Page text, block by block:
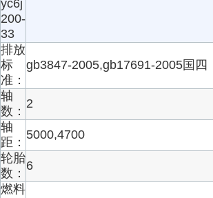
yc6j
200-
33
排放
标
准：
gb3847-2005,gb17691-2005国四
轴
数：
2
轴
距：
5000,4700
轮胎
数：
6
燃料